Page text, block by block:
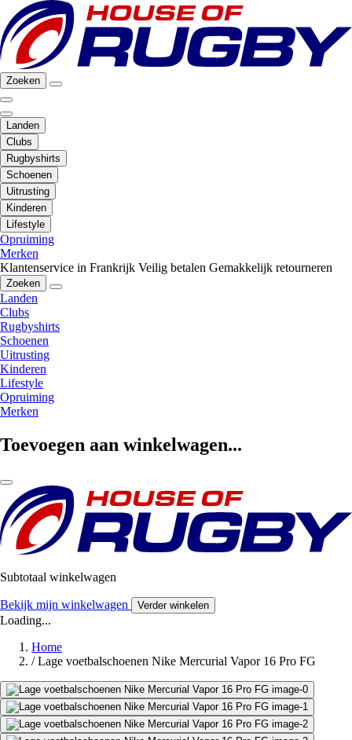
Zoeken
Landen
Clubs
Rugbyshirts
Schoenen
Uitrusting
Kinderen
Lifestyle
Opruiming
Merken
Klantenservice in Frankrijk Veilig betalen Gemakkelijk retourneren
Zoeken
Landen
Clubs
Rugbyshirts
Schoenen
Uitrusting
Kinderen
Lifestyle
Opruiming
Merken
Toevoegen aan winkelwagen...
Subtotaal winkelwagen
Bekijk mijn winkelwagen Verder winkelen
Loading...
Home
/ Lage voetbalschoenen Nike Mercurial Vapor 16 Pro FG